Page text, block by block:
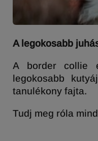
A legokosabb
A border collie
legokosabb
tanulékony fajta.
Tudj meg róla